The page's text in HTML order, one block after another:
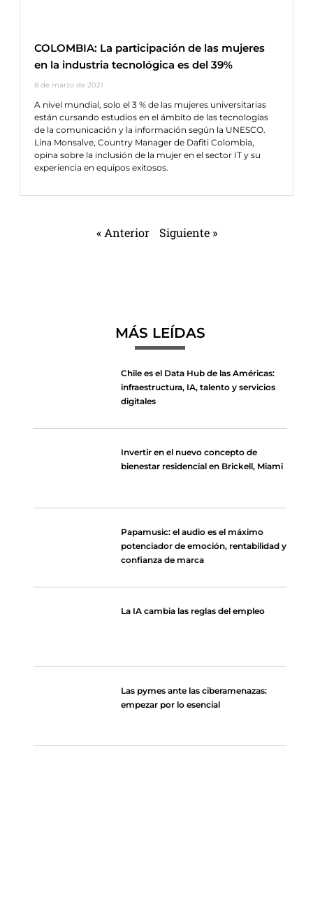
COLOMBIA: La participación de las mujeres
en la industria tecnológica es del 39%
8 de marzo de 2021
A nivel mundial, solo el 3 % de las mujeres universitarias
están cursando estudios en el ámbito de las tecnologías
de la comunicación y la información según la UNESCO.
Lina Monsalve, Country Manager de Dafiti Colombia,
opina sobre la inclusión de la mujer en el sector IT y su
experiencia en equipos exitosos.
« Anterior Siguiente »
MÁS LEÍDAS
Chile es el Data Hub de las Américas:
infraestructura, IA, talento y servicios
digitales
Invertir en el nuevo concepto de
bienestar residencial en Brickell, Miami
Papamusic: el audio es el máximo
potenciador de emoción, rentabilidad y
confianza de marca
La IA cambia las reglas del empleo
Las pymes ante las ciberamenazas:
empezar por lo esencial